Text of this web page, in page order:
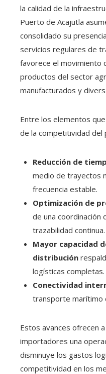
la calidad de la
Puerto de Acajutla
consolidado su
servicios regulares de
favorece el movimiento
productos del sector
manufacturados y
Entre los elementos
de la competitividad del
Reducción de
medio de trayectos
frecuencia estable.
Optimización de
de una coordinación
trazabilidad continua.
Mayor capacidad
distribución
logísticas completas.
Conectividad
transporte marítimo
Estos avances ofrecen
importadores una
disminuye los gastos
competitividad en los